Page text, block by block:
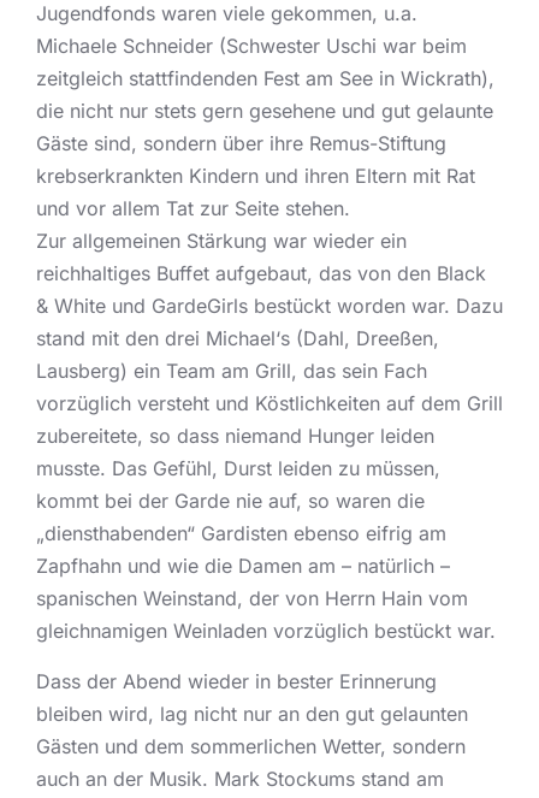
Jugendfonds waren viele gekommen, u.a.
Michaele Schneider (Schwester Uschi war beim
zeitgleich stattfindenden Fest am See in Wickrath),
die nicht nur stets gern gesehene und gut gelaunte
Gäste sind, sondern über ihre Remus-Stiftung
krebserkrankten Kindern und ihren Eltern mit Rat
und vor allem Tat zur Seite stehen.
Zur allgemeinen Stärkung war wieder ein
reichhaltiges Buffet aufgebaut, das von den Black
& White und GardeGirls bestückt worden war. Dazu
stand mit den drei Michael‘s (Dahl, Dreeßen,
Lausberg) ein Team am Grill, das sein Fach
vorzüglich versteht und Köstlichkeiten auf dem Grill
zubereitete, so dass niemand Hunger leiden
musste. Das Gefühl, Durst leiden zu müssen,
kommt bei der Garde nie auf, so waren die
„diensthabenden“ Gardisten ebenso eifrig am
Zapfhahn und wie die Damen am – natürlich –
spanischen Weinstand, der von Herrn Hain vom
gleichnamigen Weinladen vorzüglich bestückt war.
Dass der Abend wieder in bester Erinnerung
bleiben wird, lag nicht nur an den gut gelaunten
Gästen und dem sommerlichen Wetter, sondern
auch an der Musik. Mark Stockums stand am